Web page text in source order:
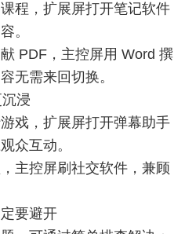
程，扩展屏打开笔记软件
。
PDF，主控屏用 Word 撰
无需来回切换。
浸
戏，扩展屏打开弹幕助手
众互动。
主控屏刷社交软件，兼顾
要避开